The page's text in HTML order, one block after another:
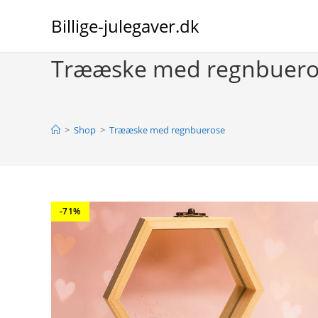
Billige-julegaver.dk
Trææske med
> Shop > Trææske med regnbuerose
-71%